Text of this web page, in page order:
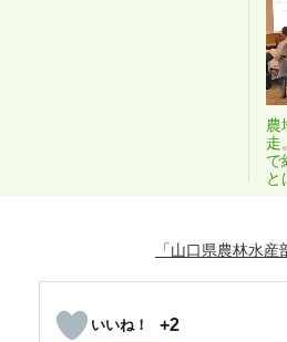
農
走
で
と
「山口県農林水産
+2